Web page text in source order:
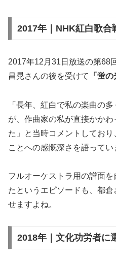
2017年｜NHK紅白歌合
2017年12月31日放送の第68
昌晃さんの後を受けて
「蛍
「長年、紅白で私の楽曲の
が、作曲家の私が直接かか
た」と当時コメントしてお
ことへの感慨深さを語ってい
フルオーケストラ用の譜面
たというエピソードも、都
せますよね。
2018年｜文化功労者に